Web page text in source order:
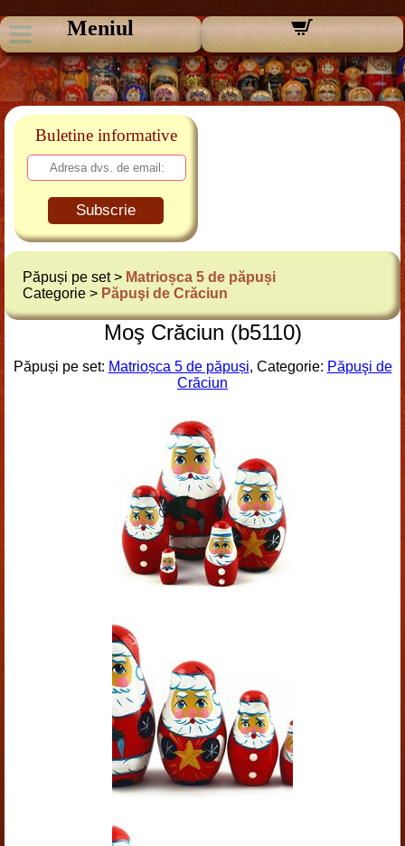
Meniul
Buletine informative
Subscrie
Păpuși pe set > Matrioșca 5 de păpuși
Categorie > Păpuşi de Crăciun
Moş Crăciun (b5110)
Păpuși pe set: Matrioșca 5 de păpuși, Categorie: Păpuşi de
Crăciun